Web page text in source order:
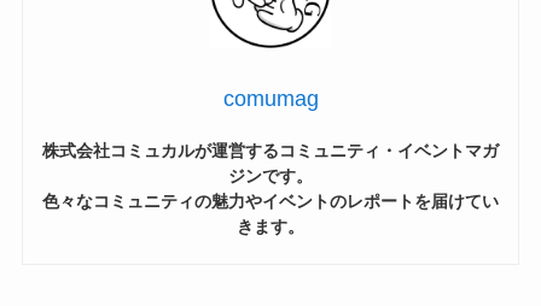
comumag
株式会社コミュカルが運営するコミュニティ・イベントマガ
ジンです。
色々なコミュニティの魅力やイベントのレポートを届けてい
きます。